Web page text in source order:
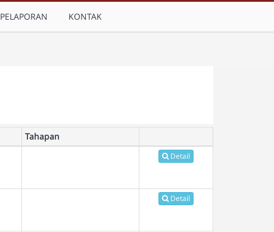
PELAPORAN KONTAK
Tahapan
Detail
Detail